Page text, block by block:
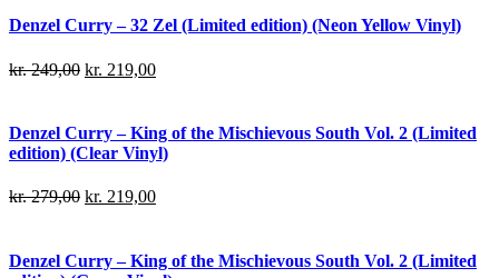
Denzel Curry – 32 Zel (Limited edition) (Neon Yellow Vinyl)
kr.249,00 kr. 219,00
Denzel Curry – King of the Mischievous South Vol. 2 (Limited
edition) (Clear Vinyl)
kr.279,00 kr. 219,00
Denzel Curry – King of the Mischievous South Vol. 2 (Limited